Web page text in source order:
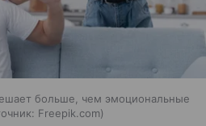
больше, чем эмоциональные
Freepik.com